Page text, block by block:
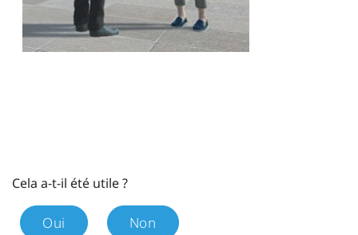
Cela a-t-il été utile ?
Oui Non